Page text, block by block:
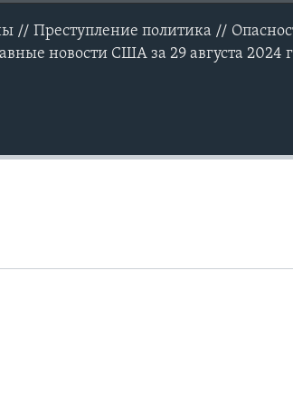
Преступление политика //
новости США за 29 августа 2024